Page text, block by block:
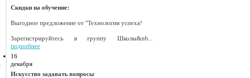
Скидки на обучение:
Выгодное предложение от "Технологии успеха!
Зарегистрируйтесь в группу Школы&nb...
подробнее
16
декабря
Искусство задавать вопросы